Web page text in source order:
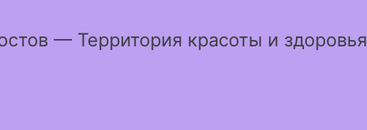
— Территория красоты и здоровья